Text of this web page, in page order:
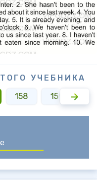
УЧЕБНИКА
158 159